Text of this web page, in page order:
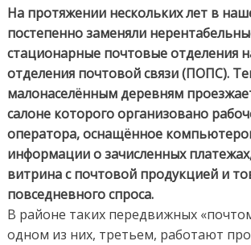
На протяжении нескольких лет в
постепенно заменяли
стационарные почтовые отделения
отделения почтовой связи (ПОПС).
малонаселённым деревням
салоне которого организовано
оператора, оснащённое
информации о зачисленных
витрина с почтовой продукцией и
повседневного спроса.
В районе таких передвижных
одном из них, третьем, работают